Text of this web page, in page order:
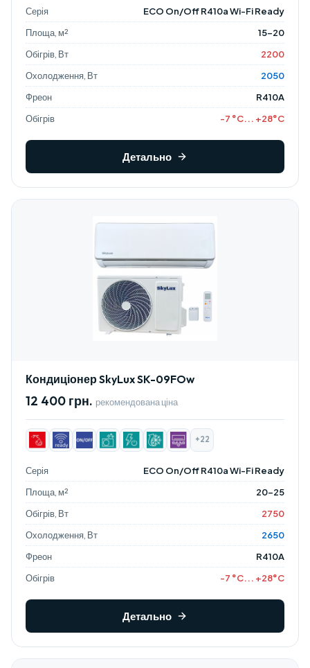
Серія
ECO On/Off R410a Wi-Fi Ready
Площа, м²
15-20
Обігрів, Вт
2200
Охолодження, Вт
2050
Фреон
R410A
Обігрів
-7 °C... +28°C
Детально
Кондиціонер SkyLux SK-09FOw
12 400 грн. рекомендована ціна
+22
Серія
ECO On/Off R410a Wi-Fi Ready
Площа, м²
20-25
Обігрів, Вт
2750
Охолодження, Вт
2650
Фреон
R410A
Обігрів
-7 °C... +28°C
Детально